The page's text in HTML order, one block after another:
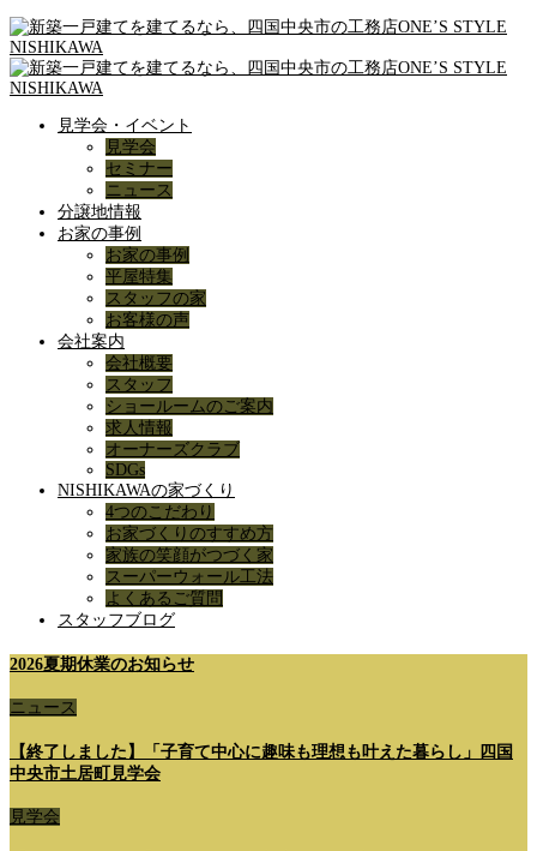
見学会・イベント
見学会
セミナー
ニュース
分譲地情報
お家の事例
お家の事例
平屋特集
スタッフの家
お客様の声
会社案内
会社概要
スタッフ
ショールームのご案内
求人情報
オーナーズクラブ
SDGs
NISHIKAWAの家づくり
4つのこだわり
お家づくりのすすめ方
家族の笑顔がつづく家
スーパーウォール工法
よくあるご質問
スタッフブログ
2026夏期休業のお知らせ
ニュース
【終了しました】「子育て中心に趣味も理想も叶えた暮らし」四国
中央市土居町見学会
見学会